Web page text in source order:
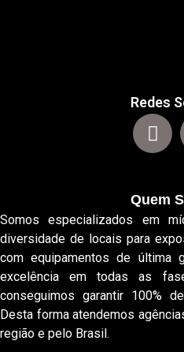
Redes
Quem
Somos especializados em
diversidade de locais para
com equipamentos de última
excelência em todas as
conseguimos garantir 100%
Desta forma atendemos
região e pelo Brasil.